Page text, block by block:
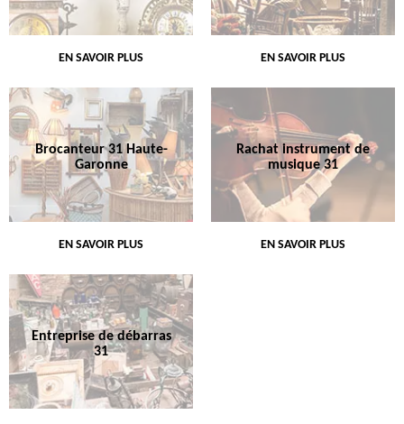
EN SAVOIR PLUS EN SAVOIR PLUS
Brocanteur 31 Haute-
Garonne
EN SAVOIR PLUS
Rachat instrument de
musique 31
EN SAVOIR PLUS
Entreprise de débarras
31